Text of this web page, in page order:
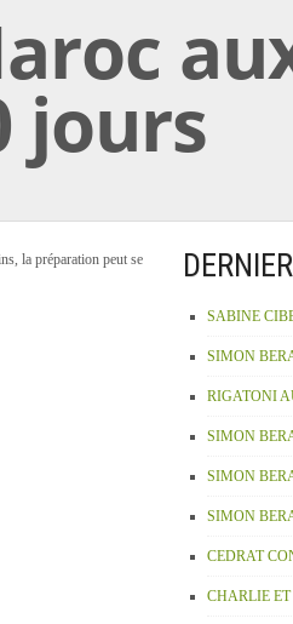
jours
la préparation peut se
SABINE
SIMON
RIGATONI
SIMON
SIMON
SIMON
CEDRAT
CHARLIE